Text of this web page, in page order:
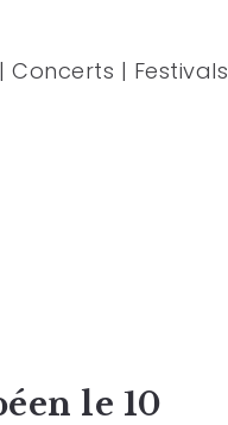
| Concerts | Festivals
le 10